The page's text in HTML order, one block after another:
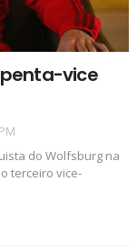
penta-vice
do Wolfsburg na
terceiro vice-